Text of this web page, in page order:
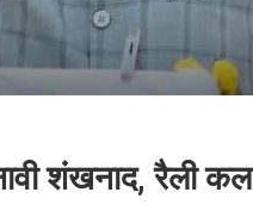
शंखनाद, रैली कल